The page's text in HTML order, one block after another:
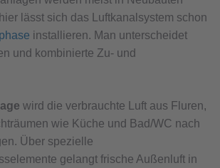
lässt sich das Luftkanalsystem schon
installieren. Man unterscheidet
und kombinierte Zu- und
wird die verbrauchte Luft aus Fluren,
wie Küche und Bad/WC nach
Über spezielle
gelangt frische Außenluft in